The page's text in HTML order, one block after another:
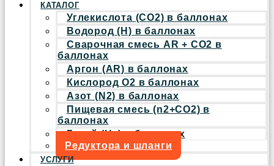
КАТАЛОГ
Углекислота (CO2) в баллонах
Водород (H) в баллонах
Сварочная смесь AR + CO2 в
баллонах
Аргон (AR) в баллонах
Кислород O2 в баллонах
Азот (N2) в баллонах
Пищевая смесь (n2+CO2) в
баллонах
Гелий (He) в баллонах
Редуктора и шланги
УСЛУГИ